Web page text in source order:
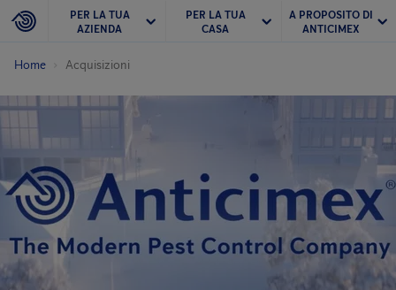
PER LA TUA
AZIENDA
PER LA TUA
CASA
A PROPOSITO DI
ANTICIMEX
Home Acquisizioni